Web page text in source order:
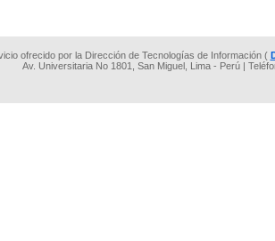
ofrecido por la Dirección de Tecnologías de Información (
Av. Universitaria No 1801, San Miguel, Lima - Perú |